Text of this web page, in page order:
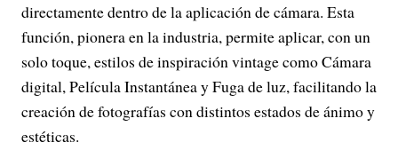
directamente dentro de la aplicación de cámara. Esta
función, pionera en la industria, permite aplicar, con un
solo toque, estilos de inspiración vintage como Cámara
digital, Película Instantánea y Fuga de luz, facilitando la
creación de fotografías con distintos estados de ánimo y
estéticas.